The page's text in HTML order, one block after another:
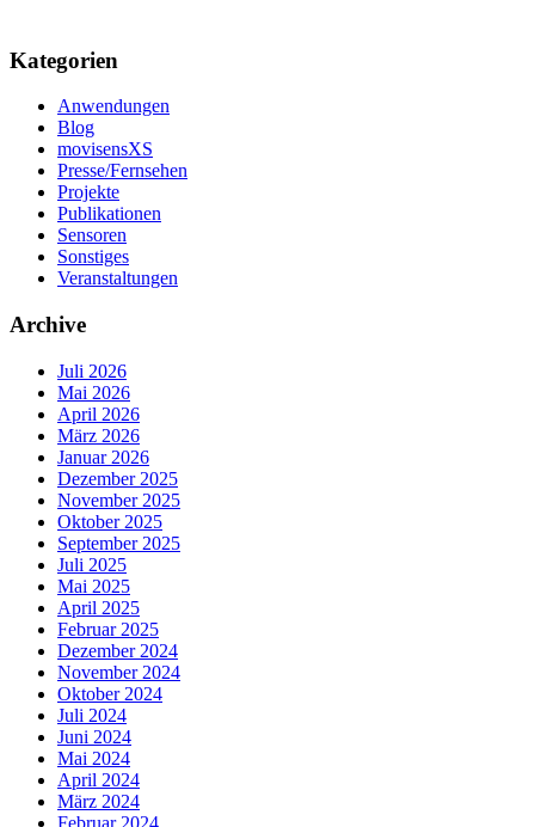
Kategorien
Anwendungen
Blog
movisensXS
Presse/Fernsehen
Projekte
Publikationen
Sensoren
Sonstiges
Veranstaltungen
Archive
Juli 2026
Mai 2026
April 2026
März 2026
Januar 2026
Dezember 2025
November 2025
Oktober 2025
September 2025
Juli 2025
Mai 2025
April 2025
Februar 2025
Dezember 2024
November 2024
Oktober 2024
Juli 2024
Juni 2024
Mai 2024
April 2024
März 2024
Februar 2024